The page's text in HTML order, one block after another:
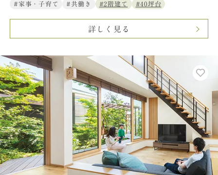
#家事・子育て #共働き #2階建て #40坪台
詳しく見る